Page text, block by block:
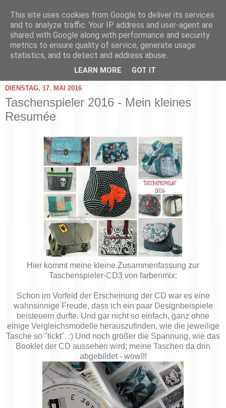
DIENSTAG, 17. MAI 2016
Taschenspieler 2016 - Mein kleines
Resumée
Hier kommt meine kleine Zusammenfassung zur
Taschenspieler-CD3 von farbenmix:
Schon im Vorfeld der Erscheinung der CD war es eine
wahnsinnige Freude, dass ich ein paar Designbeispiele
beisteuern durfte. Und gar nicht so einfach, ganz ohne
einige Vergleichsmodelle herauszufinden, wie die jeweilige
Tasche so "tickt". :) Und noch größer die Spannung, wie das
Booklet der CD aussehen wird; meine Taschen da drin
abgebildet - wow!!!
This site uses cookies from Google to deliver its services
and to analyze traffic. Your IP address and user-agent are
shared with Google along with performance and security
metrics to ensure quality of service, generate usage
statistics, and to detect and address abuse.
LEARN MORE GOT IT